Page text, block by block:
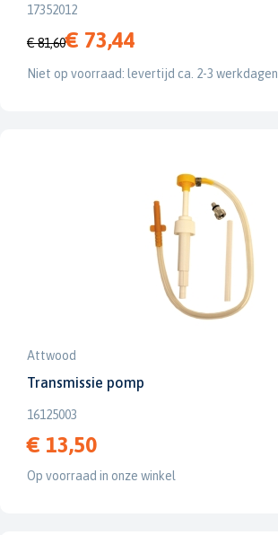
17352012
€ 81,60€ 73,44
Niet op voorraad: levertijd ca. 2-3 werkdagen
Attwood
Transmissie pomp
16125003
€ 13,50
Op voorraad in onze winkel